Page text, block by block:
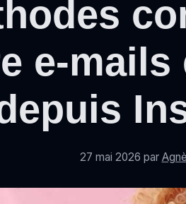
e-mails
27 mai 2026 par